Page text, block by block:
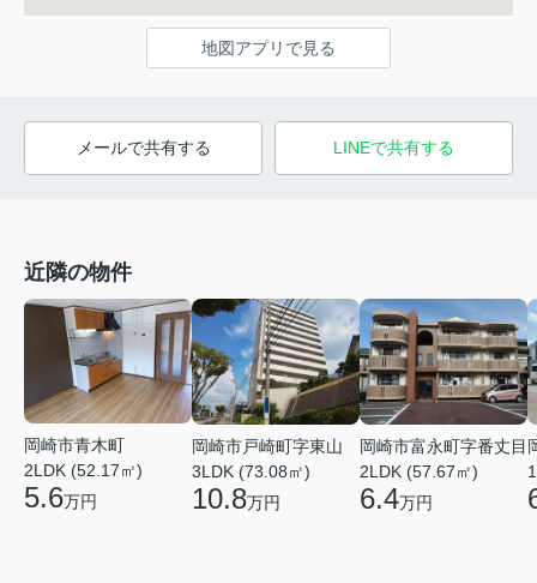
地図アプリで見る
メールで共有する LINEで共有する
近隣の物件
岡崎市青木町
2LDK (52.17㎡)
5.6万円
岡崎市戸崎町字東山
3LDK (73.08㎡)
10.8万円
岡崎市富永町字番丈目
2LDK (57.67㎡)
6.4万円